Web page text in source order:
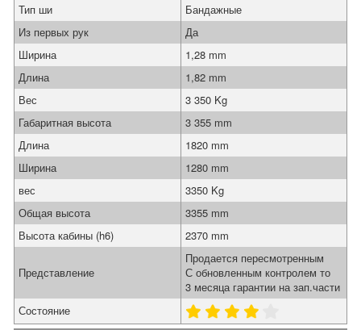
Тип ши
Бандажные
Из первых рук
Да
Ширина
1,28 mm
Длина
1,82 mm
Вес
3 350 Kg
Габаритная высота
3 355 mm
Длина
1820 mm
Ширина
1280 mm
вес
3350 Kg
Общая высота
3355 mm
Высота кабины (h6)
2370 mm
Представление
Продается пересмотренным
С обновленным контролем то
3 месяца гарантии на зап.части
Состояние